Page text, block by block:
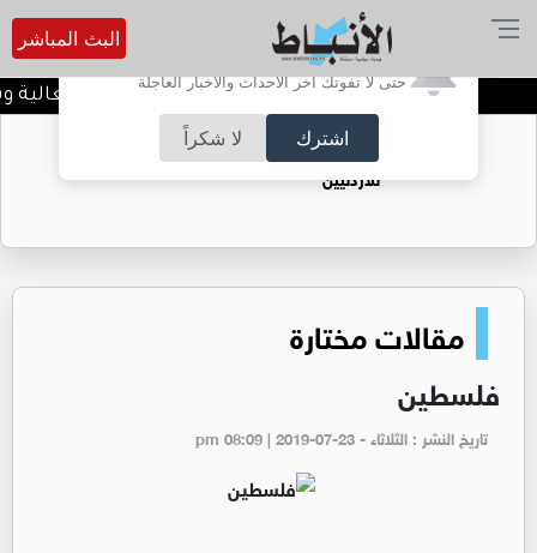
أترغب في تفعيل الإشعارات؟
حتى لا تفوتك آخر الأحداث والأخبار العاجلة
اشترك لا شكراً
البث المباشر
افضل طرق علاج النمش بفعالية
حقل الريشة حين يتحول الغاز إلى فرص عمل
للأردنيين
مقالات مختارة
فلسطين
تاريخ النشر : الثلاثاء - pm 08:09 | 2019-07-23